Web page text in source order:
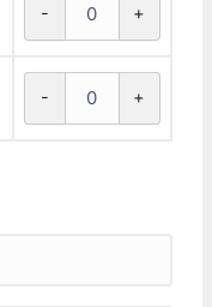
- +
- +